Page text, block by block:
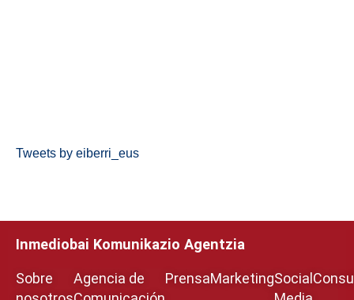
Tweets by eiberri_eus
Inmediobai Komunikazio Agentzia
Sobre
Agencia de
PrensaMarketingSocial